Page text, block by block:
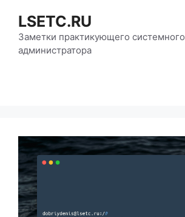
содержимому
LSETC.RU
Заметки практикующего системного
администратора